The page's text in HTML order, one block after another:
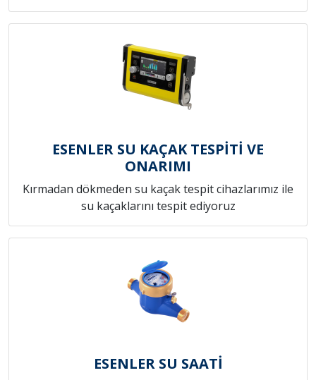
ESENLER SU KAÇAK TESPİTİ VE
ONARIMI
Kırmadan dökmeden su kaçak tespit cihazlarımız ile
su kaçaklarını tespit ediyoruz
ESENLER SU SAATİ